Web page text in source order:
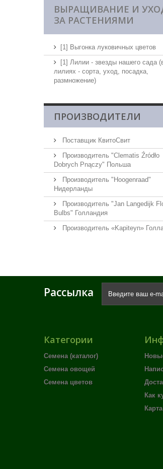
ВЫРАЩИВАНИЕ И
ЗА РАСТЕНИЯМИ
[1] Выгонка луковичных цветов
[1] Лилии - звезды нашего сада
лилиях - сорта, уход, посадка,
размножение)
ПРОИЗВОДИТЕЛИ
Поставщик КвитоСвит
Производитель "Clematis Źródło
Dobrych Pnączy" Польша
Производитель "Hoogenraad"
Нидерланды
Производитель "Jan Langedijk
Bulbs" Голландия
Производитель «Kapiteyn»
Рассылка
Категории
Семена (каталог)
Семена овощей
Семена цветов
Как